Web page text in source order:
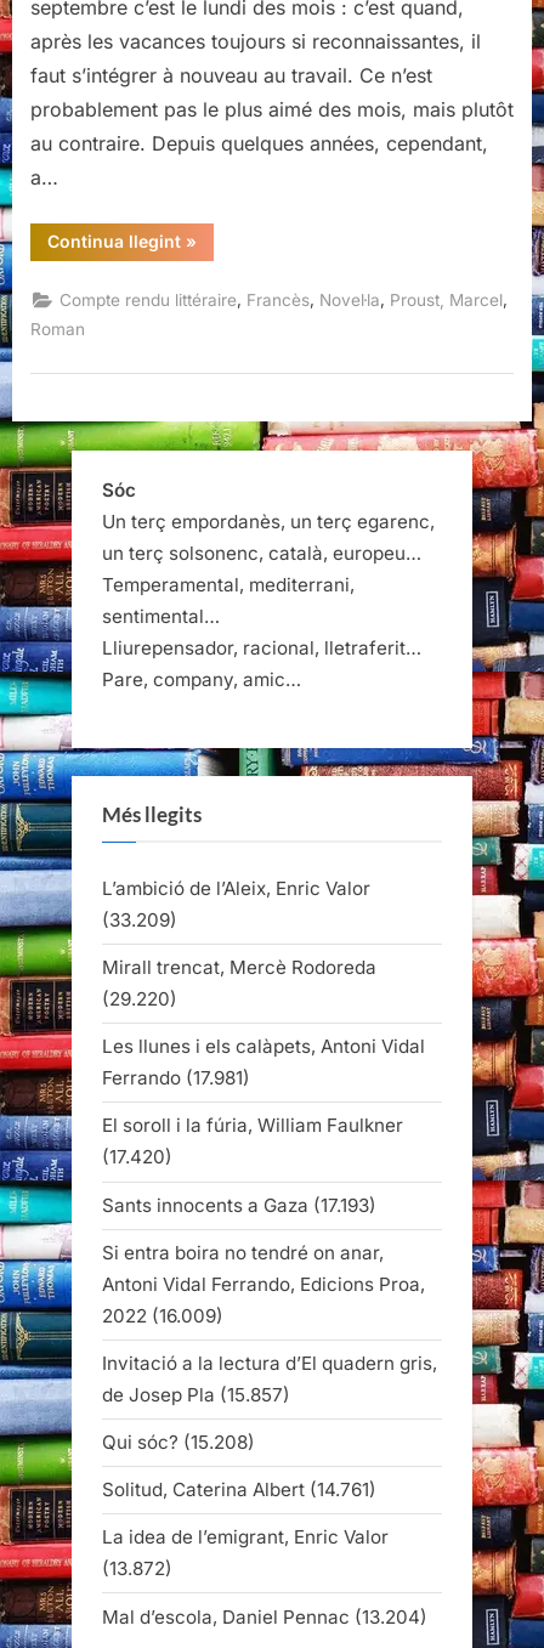
septembre c’est le lundi des mois : c’est quand,
après les vacances toujours si reconnaissantes, il
faut s’intégrer à nouveau au travail. Ce n’est
probablement pas le plus aimé des mois, mais plutôt
au contraire. Depuis quelques années, cependant,
a…
Continua llegint“La
prisonnière
Marcel
Proust”
»
Compte rendu littéraire, Francès, Novel·la, Proust, Marcel,
Roman
Sóc
Un terç empordanès, un terç egarenc,
un terç solsonenc, català, europeu…
Temperamental, mediterrani,
sentimental…
Lliurepensador, racional, lletraferit…
Pare, company, amic…
Més llegits
L’ambició de l’Aleix, Enric Valor
(33.209)
Mirall trencat, Mercè Rodoreda
(29.220)
Les llunes i els calàpets, Antoni Vidal
Ferrando (17.981)
El soroll i la fúria, William Faulkner
(17.420)
Sants innocents a Gaza (17.193)
Si entra boira no tendré on anar,
Antoni Vidal Ferrando, Edicions Proa,
2022 (16.009)
Invitació a la lectura d’El quadern gris,
de Josep Pla (15.857)
Qui sóc? (15.208)
Solitud, Caterina Albert (14.761)
La idea de l’emigrant, Enric Valor
(13.872)
Mal d’escola, Daniel Pennac (13.204)